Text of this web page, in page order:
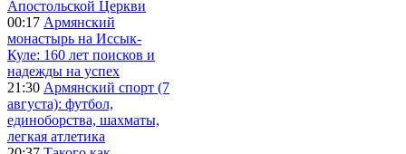
Апостольской Церкви
00:17 Армянский
монастырь на Иссык-
Куле: 160 лет поисков и
надежды на успех
21:30 Армянский спорт (7
августа): футбол,
единоборства, шахматы,
легкая атлетика